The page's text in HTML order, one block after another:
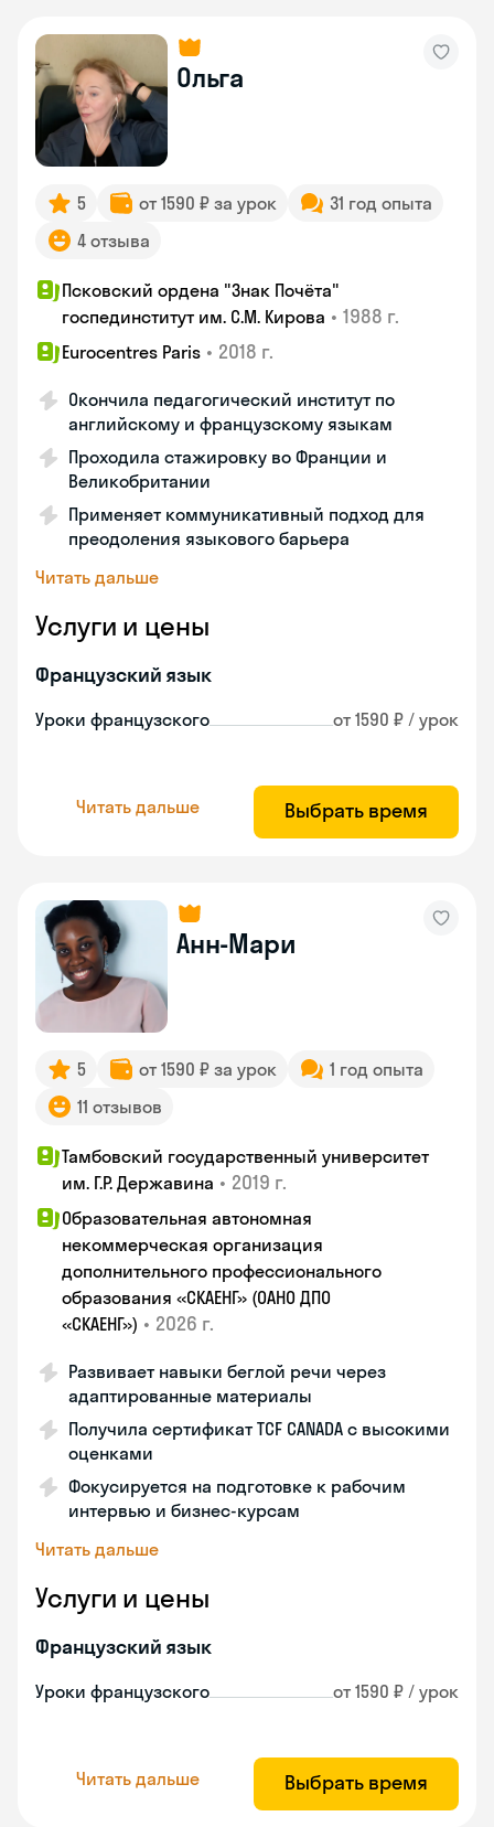
Ольга
5 от 1590 ₽ за урок
31 год опыта
4 отзыва
Псковский ордена "Знак Почёта"
госпединститут им. С.М. Кирова • 1988 г.
Eurocentres Paris • 2018 г.
Окончила педагогический институт по
английскому и французскому языкам
Проходила стажировку во Франции и
Великобритании
Применяет коммуникативный подход для
преодоления языкового барьера
Читать дальше
Услуги и цены
Французский язык
Уроки французского от 1590 ₽ / урок
Читать дальше Выбрать время
Анн-Мари
5 от 1590 ₽ за урок
1 год опыта
11 отзывов
Тамбовский государственный университет
им. Г.Р. Державина • 2019 г.
Образовательная автономная
некоммерческая организация
дополнительного профессионального
образования «СКАЕНГ» (ОАНО ДПО
«СКАЕНГ») • 2026 г.
Развивает навыки беглой речи через
адаптированные материалы
Получила сертификат TCF CANADA с высокими
оценками
Фокусируется на подготовке к рабочим
интервью и бизнес-курсам
Читать дальше
Услуги и цены
Французский язык
Уроки французского от 1590 ₽ / урок
Читать дальше Выбрать время